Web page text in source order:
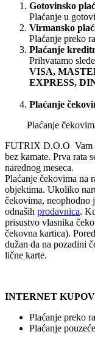
Gotovinsko
Plaćanje u
Virmansko
Plaćanje preko
Plaćanje
Prihvatamo
VISA,
EXPRESS,
Plaćanje
Plaćanje
FUTRIX D.O.O Vam
bez kamate. Prva rata
narednog meseca.
Plaćanje čekovima na
objektima. Ukoliko
čekovima, neophodno
odnaših prodavnica.
prisustvo vlasnika
čekovna kartica).
dužan da na pozadini
lične karte.
INTERNET
Plaćanje preko
Plaćanje